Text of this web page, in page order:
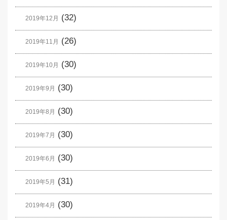
2019年12月 (32)
2019年11月 (26)
2019年10月 (30)
2019年9月 (30)
2019年8月 (30)
2019年7月 (30)
2019年6月 (30)
2019年5月 (31)
2019年4月 (30)